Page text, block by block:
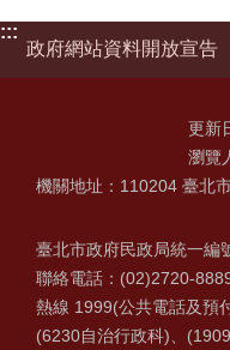
:::
政府網站資料開放宣告
更新
瀏覽
機關地址：110204 臺北
臺北市政府民政局統一編
聯絡電話：(02)2720-
熱線 1999(公共電話及預
(6230自治行政科)、